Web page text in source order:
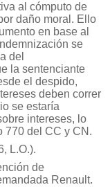
al cómputo de
daño moral. Ello
en base al
se
del
la sentenciante
el despido,
deben correr
se estaría
intereses, lo
770 del CC y CN.
L.O.).
de
Renault.